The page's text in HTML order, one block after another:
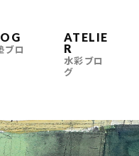
ブロ
ATELIE
R
水彩ブロ
グ